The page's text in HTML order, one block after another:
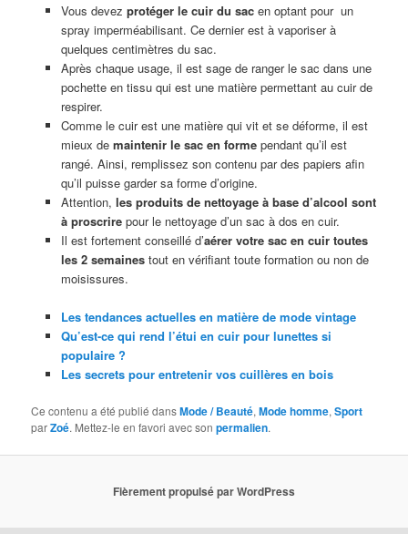
Vous devez protéger le cuir du sacen optant pour un
spray imperméabilisant. Ce dernier est à vaporiser à
quelques centimètres du sac.
Après chaque usage, il est sage de ranger le sac dans une
pochette en tissu qui est une matière permettant au cuir de
respirer.
Comme le cuir est une matière qui vit et se déforme, il est
mieux de maintenir le sac en formependant qu’il est
rangé. Ainsi, remplissez son contenu par des papiers afin
qu’il puisse garder sa forme d’origine.
Attention, les produits de nettoyage à base d’alcool sont
à proscrirepour le nettoyage d’un sac à dos en cuir.
Il est fortement conseillé d’aérer votre sac en cuir toutes
les 2 semaines tout en vérifiant toute formation ou non de
moisissures.
Les tendances actuelles en matière de mode vintage
Qu’est-ce qui rend l’étui en cuir pour lunettes si
populaire ?
Les secrets pour entretenir vos cuillères en bois
Ce contenu a été publié dansMode / Beauté,Mode homme,Sport
parZoé. Mettez-le en favori avec sonpermalien.
Fièrement propulsé par WordPress